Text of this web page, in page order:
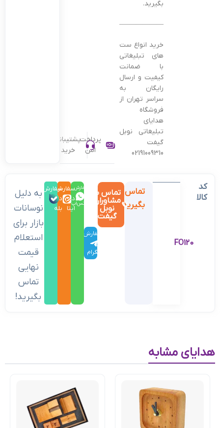
بگیرید.
———————————————–
خرید انواع ست
های تبلیغاتی
با ضمانت
کیفیت و ارسال
رایگان به
سراسر تهران از
فروشگاه
هدایای
تبلیغاتی نوبل
گیفت
02191009310
پرداخت
امن
پشتیبانی
خرید
کد
کالا
FO120
تماس
بگیرید
تماس با
مشاوران
نوبل
گیفت
سفارش
در
تلگرام
سفارش
در
واتس‌اپ
سفارش
در
ایتا
سفارش
در
بله
به دلیل
نوسانات
بازار برای
استعلام
قیمت
نهایی
تماس
بگیرید!
هدایای مشابه